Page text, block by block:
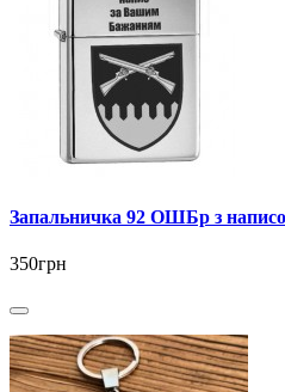
Запальничка 92 ОШБр з
350грн